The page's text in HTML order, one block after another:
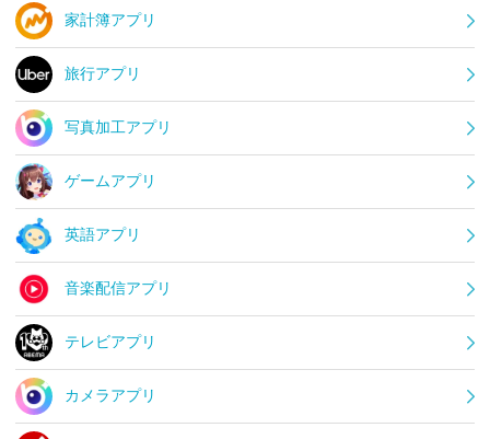
家計簿アプリ
旅行アプリ
写真加工アプリ
ゲームアプリ
英語アプリ
音楽配信アプリ
テレビアプリ
カメラアプリ